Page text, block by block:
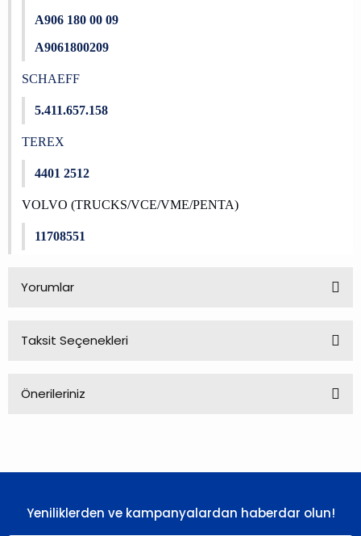
A906 180 00 09
A9061800209
SCHAEFF
5.411.657.158
TEREX
4401 2512
VOLVO (TRUCKS/VCE/VME/PENTA)
11708551
Yorumlar
Taksit Seçenekleri
Önerileriniz
Ürün resmi kalitesiz, bozuk veya görüntülenemiyor.
Yeniliklerden ve kampanyalardan haberdar olun!